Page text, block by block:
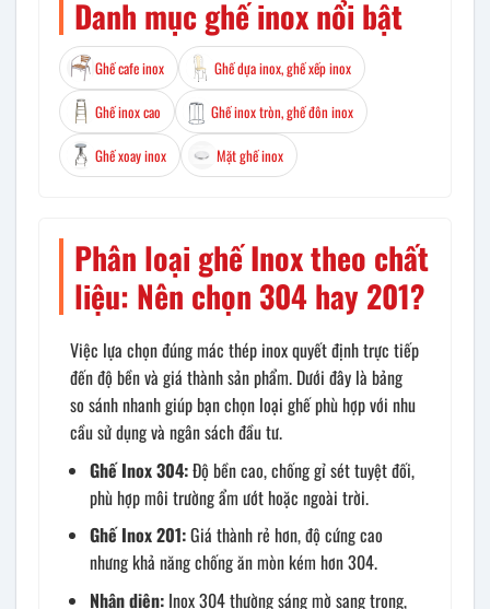
Danh mục ghế inox nổi bật
Ghế cafe inox
Ghế dựa inox, ghế xếp inox
Ghế inox cao
Ghế inox tròn, ghế đôn inox
Ghế xoay inox
Mặt ghế inox
Phân loại ghế Inox theo chất
liệu: Nên chọn 304 hay 201?
Việc lựa chọn đúng mác thép inox quyết định trực tiếp
đến độ bền và giá thành sản phẩm. Dưới đây là bảng
so sánh nhanh giúp bạn chọn loại ghế phù hợp với nhu
cầu sử dụng và ngân sách đầu tư.
Ghế Inox 304:Độ bền cao, chống gỉ sét tuyệt đối,
phù hợp môi trường ẩm ướt hoặc ngoài trời.
Ghế Inox 201:Giá thành rẻ hơn, độ cứng cao
nhưng khả năng chống ăn mòn kém hơn 304.
Nhận diện: Inox 304 thường sáng mờ sang trọng,